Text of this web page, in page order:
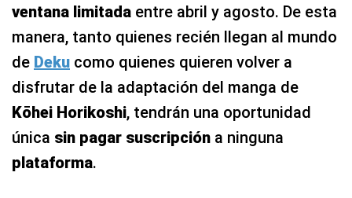
ventana limitada entre abril y agosto. De esta
manera, tanto quienes recién llegan al mundo
de Deku como quienes quieren volver a
disfrutar de la adaptación del manga de
Kōhei Horikoshi, tendrán una oportunidad
única sin pagar suscripción a ninguna
plataforma.